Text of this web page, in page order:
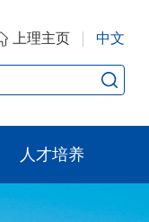
上理主页 中文
人才培养